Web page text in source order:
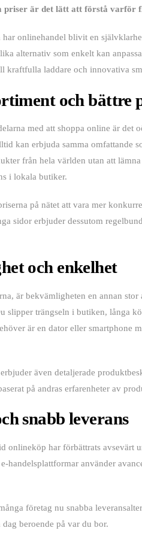
priser är det lätt att förstå varför
har onlinehandel blivit en
alternativ som enkelt kan
kraftfulla laddare och innovativa
och bättre
med att shoppa online är
kan erbjuda samma omfattande
från hela världen utan att
i lokala butiker.
på nätet att vara mer
sidor erbjuder dessutom
och enkelhet
är bekvämligheten en annan
slipper trängseln i butiken, långa
är en dator eller smartphone
även detaljerade
på andras erfarenheter av
snabb leverans
onlineköp har förbättrats
handelsplattformar använder
företag nu snabba
beroende på var du bor.